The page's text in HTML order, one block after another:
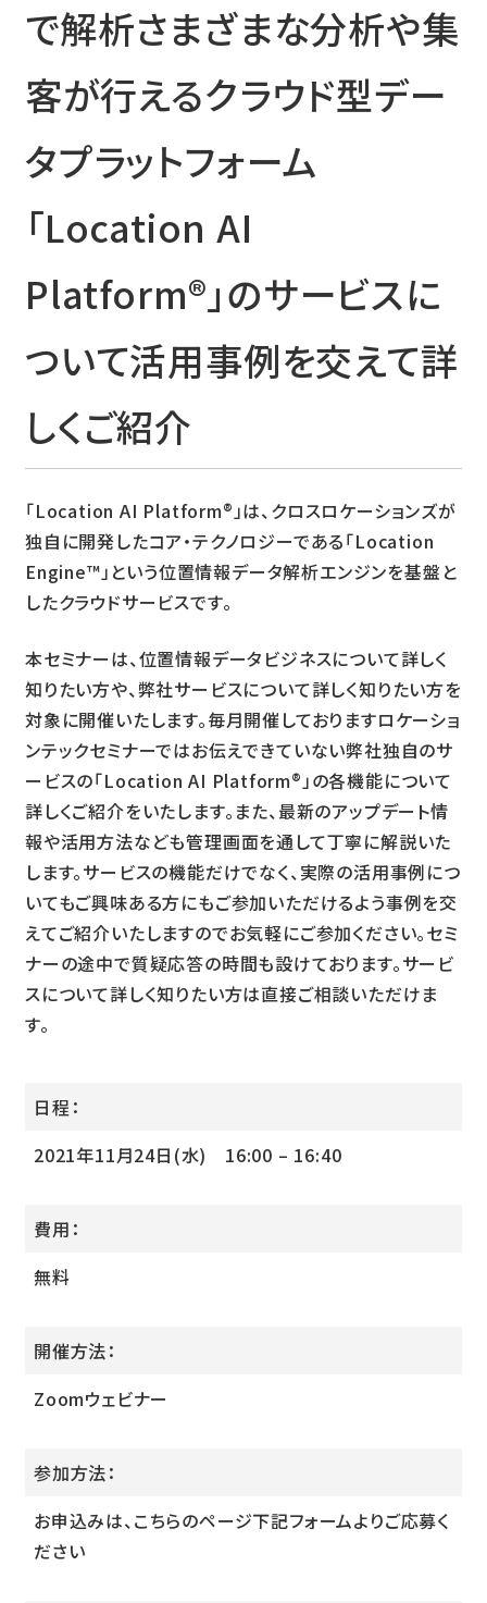
で解析さまざまな分析や集
客が行えるクラウド型デー
タプラットフォーム
「Location AI
Platform®」のサービスに
ついて活用事例を交えて詳
しくご紹介
「Location AI Platform®」は、クロスロケーションズが
独自に開発したコア・テクノロジーである「Location
Engine™」という位置情報データ解析エンジンを基盤と
したクラウドサービスです。
本セミナーは、位置情報データビジネスについて詳しく
知りたい方や、弊社サービスについて詳しく知りたい方を
対象に開催いたします。毎月開催しておりますロケーショ
ンテックセミナーではお伝えできていない弊社独自のサ
ービスの「Location AI Platform®」の各機能について
詳しくご紹介をいたします。また、最新のアップデート情
報や活用方法なども管理画面を通して丁寧に解説いた
します。サービスの機能だけでなく、実際の活用事例につ
いてもご興味ある方にもご参加いただけるよう事例を交
えてご紹介いたしますのでお気軽にご参加ください。セミ
ナーの途中で質疑応答の時間も設けております。サービ
スについて詳しく知りたい方は直接ご相談いただけま
す。
日程：
2021年11月24日(水) 16:00 – 16:40
費用：
無料
開催方法：
Zoomウェビナー
参加方法：
お申込みは、こちらのページ下記フォームよりご応募く
ださい